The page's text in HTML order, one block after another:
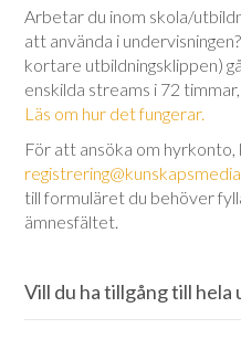
Arbetar du inom skola/
att använda i
kortare utbildningsklippen)
enskilda streams i 72
Läs om hur det fungerar.
För att ansöka om
till formuläret du behöver
ämnesfältet.
Vill du ha tillgång till hela